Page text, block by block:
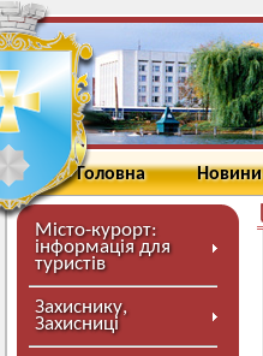
Головна Новини
Місто-курорт:
інформація для
туристів
Захиснику,
Захисниці